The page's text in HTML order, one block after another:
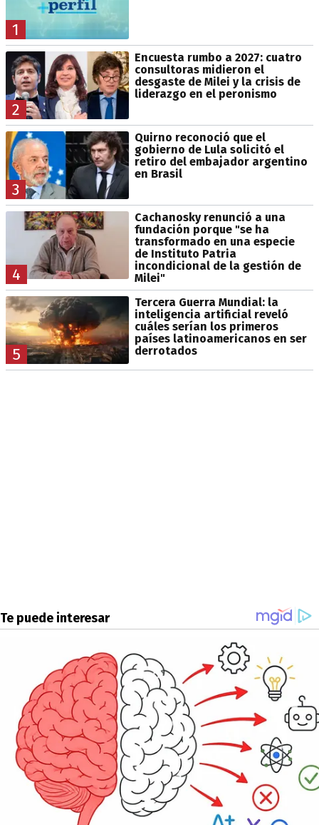
1
2
Encuesta rumbo a 2027: cuatro
consultoras midieron el
desgaste de Milei y la crisis de
liderazgo en el peronismo
3
Quirno reconoció que el
gobierno de Lula solicitó el
retiro del embajador argentino
en Brasil
4
Cachanosky renunció a una
fundación porque "se ha
transformado en una especie
de Instituto Patria
incondicional de la gestión de
Milei"
5
Tercera Guerra Mundial: la
inteligencia artificial reveló
cuáles serían los primeros
países latinoamericanos en ser
derrotados